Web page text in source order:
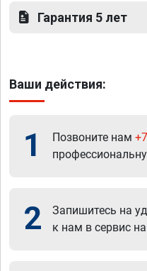
Гарантия 5 лет
Ваши действия:
1 Позвоните нам
2
Запишитесь на
к нам в сервис